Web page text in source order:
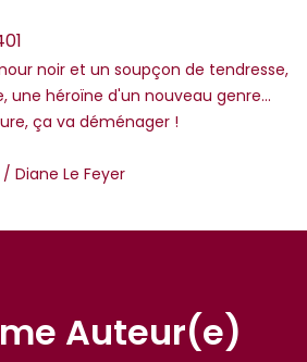
noir et un soupçon de tendresse,
une héroïne d'un nouveau genre...
ça va déménager !
Diane Le Feyer
Auteur(e)